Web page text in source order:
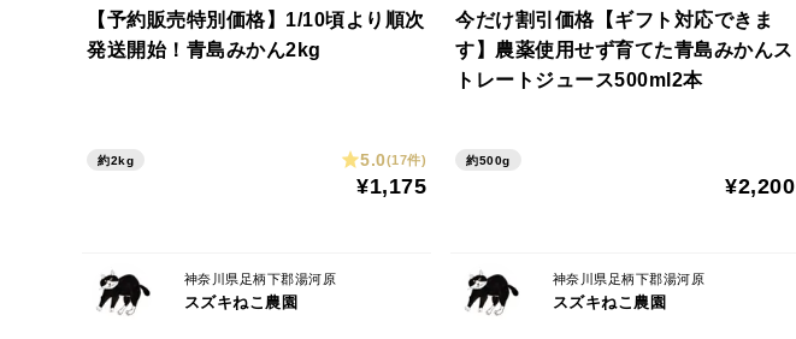
【予約販売特別価格】1/10頃より順次
発送開始！青島みかん2kg
約2kg 5.0(17件)
¥1,175
神奈川県足柄下郡湯河原
スズキねこ農園
今だけ割引価格【ギフト対応できま
す】農薬使用せず育てた青島みかんス
トレートジュース500ml2本
約500g
¥2,200
神奈川県足柄下郡湯河原
スズキねこ農園